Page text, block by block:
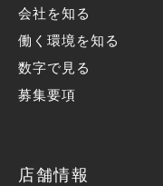
会社を知る
働く環境を知る
数字で見る
募集要項
店舗情報